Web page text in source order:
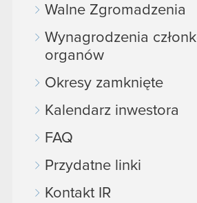
Walne Zgromadzenia
Wynagrodzenia
organów
Okresy zamknięte
Kalendarz inwestora
FAQ
Przydatne linki
Kontakt IR